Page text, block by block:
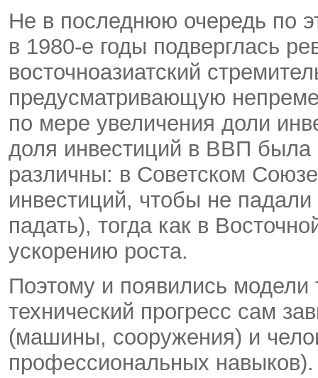
Не в последнюю очередь по
в 1980-е годы подверглась
восточноазиатский
предусматривающую
по мере увеличения доли
доля инвестиций в ВВП была
различны: в Советском
инвестиций, чтобы не
падать), тогда как в
ускорению роста.
Поэтому и появились модели
технический прогресс сам
(машины, сооружения) и
профессиональных